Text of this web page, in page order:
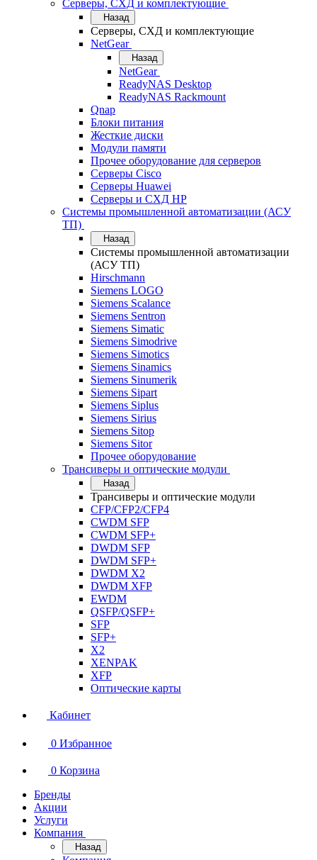
Серверы, СХД и комплектующие
Назад
Серверы, СХД и комплектующие
NetGear
Назад
NetGear
ReadyNAS Desktop
ReadyNAS Rackmount
Qnap
Блоки питания
Жесткие диски
Модули памяти
Прочее оборудование для серверов
Серверы Cisco
Серверы Huawei
Серверы и СХД HP
Системы промышленной автоматизации (АСУ
ТП)
Назад
Системы промышленной автоматизации
(АСУ ТП)
Hirschmann
Siemens LOGO
Siemens Scalance
Siemens Sentron
Siemens Simatic
Siemens Simodrive
Siemens Simotics
Siemens Sinamics
Siemens Sinumerik
Siemens Sipart
Siemens Siplus
Siemens Sirius
Siemens Sitop
Siemens Sitor
Прочее оборудование
Трансиверы и оптические модули
Назад
Трансиверы и оптические модули
CFP/CFP2/CFP4
CWDM SFP
CWDM SFP+
DWDM SFP
DWDM SFP+
DWDM X2
DWDM XFP
EWDM
QSFP/QSFP+
SFP
SFP+
X2
XENPAK
XFP
Оптические карты
Кабинет
0 Избранное
0 Корзина
Бренды
Акции
Услуги
Компания
Назад